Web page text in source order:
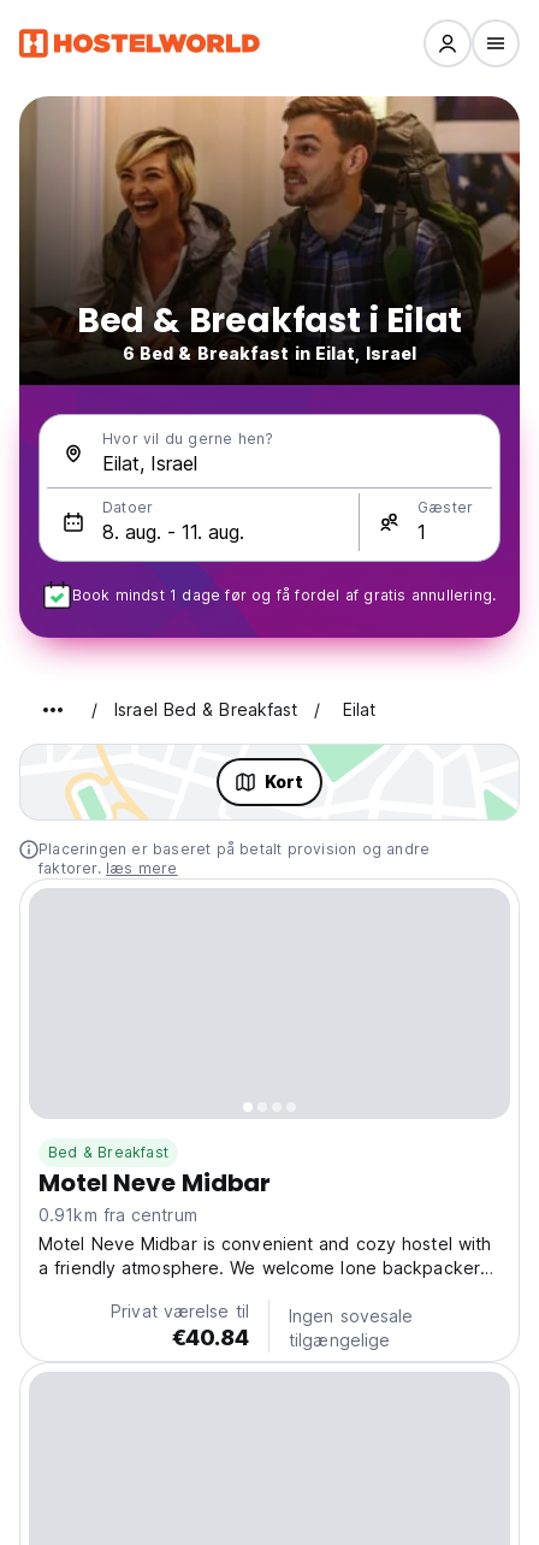
Bed & Breakfast i Eilat
6 Bed & Breakfast in Eilat, Israel
Hvor vil du gerne hen?
Datoer Gæster
Book mindst 1 dage før og få fordel af gratis annullering.
Israel Bed & Breakfast Eilat
Kort
Placeringen er baseret på betalt provision og andre
faktorer. læs mere
Bed & Breakfast
Motel Neve Midbar
0.91km fra centrum
Motel Neve Midbar is convenient and cozy hostel with
a friendly atmosphere. We welcome lone backpackers,
and the Negev diversity of Israel. The Hostel is
suitable for couples, families, small groups or...
Privat værelse til
€40.84
Ingen sovesale
tilgængelige